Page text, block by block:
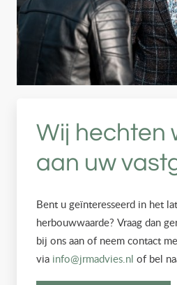
Wij hechten
aan uw
Bent u geïnteresseerd in het
herbouwwaarde? Vraag dan
bij ons aan of neem contact
via info@jrmadvies.nl of bel